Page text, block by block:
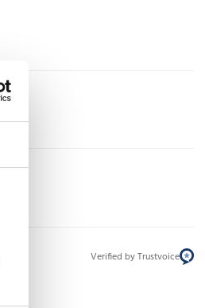
Verified by Trustvoice